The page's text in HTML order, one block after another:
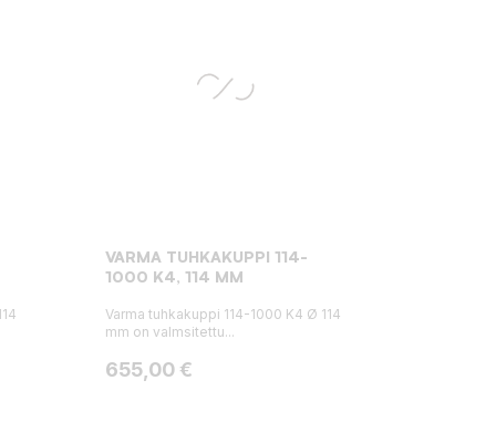
VARMA TUHKAKUPPI 114-
1000 K4, 114 MM
Varma tuhkakuppi 114-1000 K4 Ø 114
mm on valmsitettu...
Hinta
655,00 €